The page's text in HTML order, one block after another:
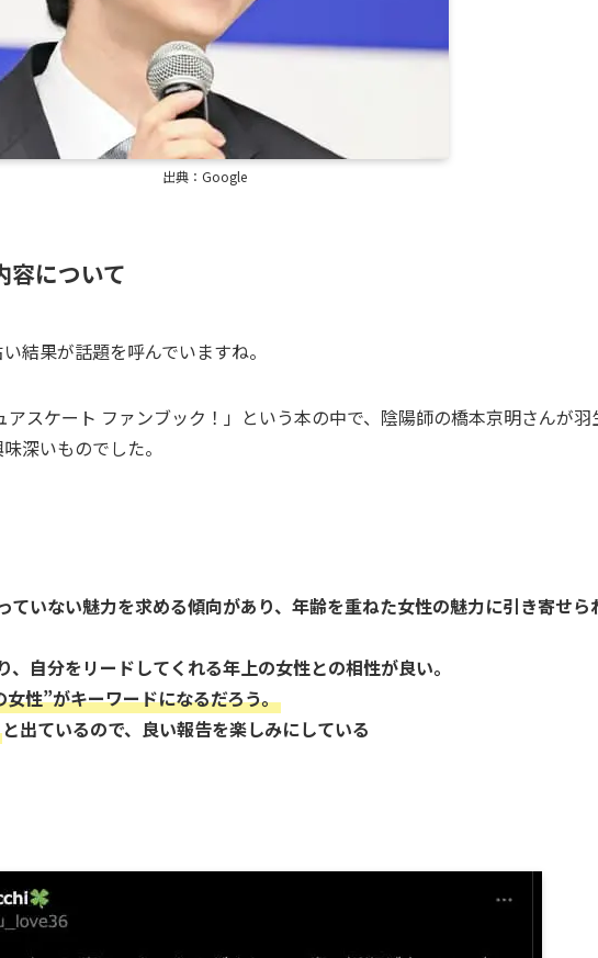
出典：Google
容について
結果が話題を呼んでいますね。
スケート ファンブック！」という本の中で、陰陽師の橋本京明さんが羽
深いものでした。
ていない魅力を求める傾向があり、年齢を重ねた女性の魅力に引き寄せら
自分をリードしてくれる年上の女性との相性が良い。
女性”がキーワードになるだろう。
と出ているので、良い報告を楽しみにしている